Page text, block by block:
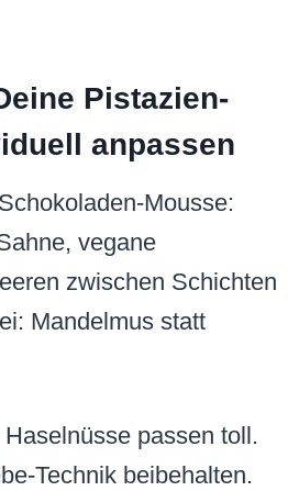
Pistazien-
anpassen
Mousse:
vegane
zwischen Schichten
Mandelmus statt
passen toll.
Technik beibehalten.